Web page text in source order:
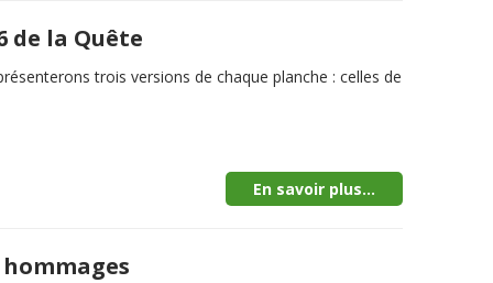
de la Quête
trois versions de chaque planche : celles de
En savoir plus...